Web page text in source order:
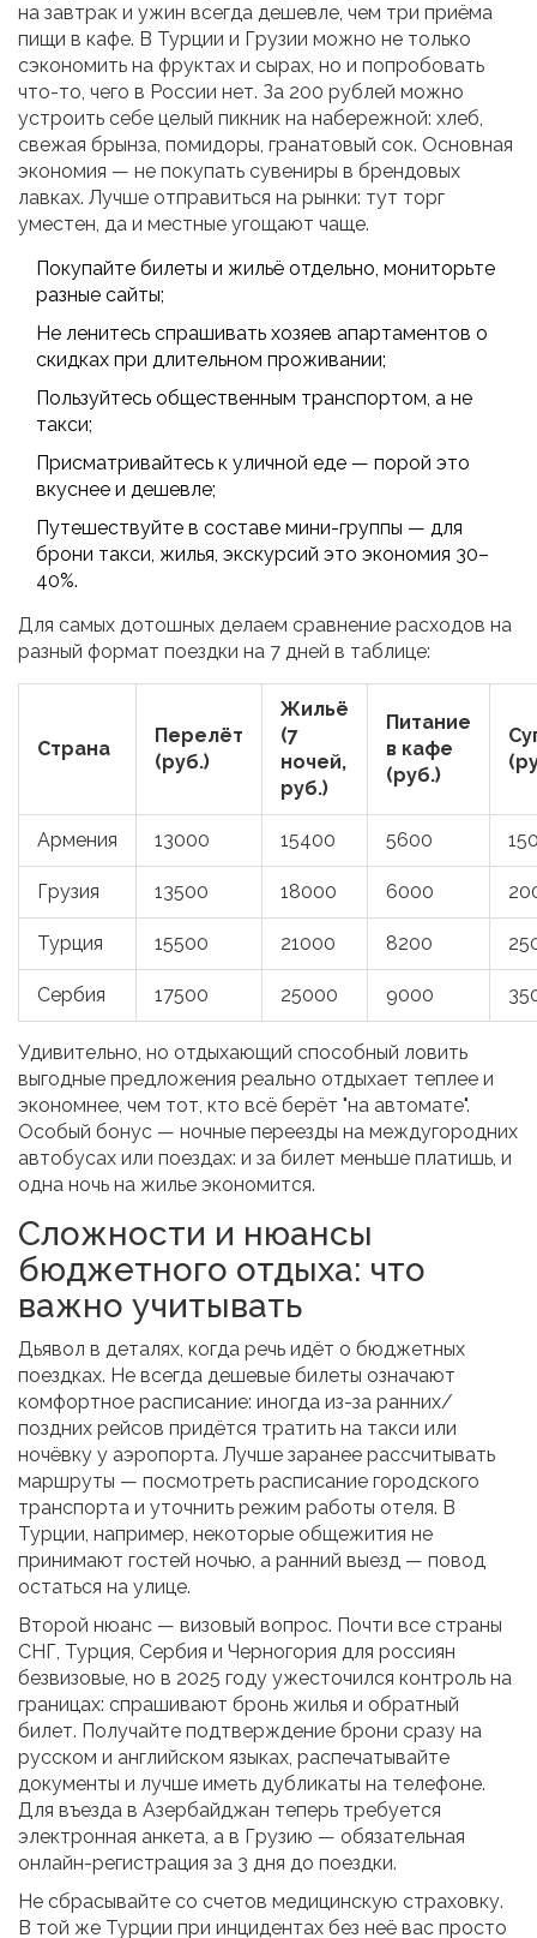
на завтрак и ужин всегда дешевле, чем три приёма
пищи в кафе. В Турции и Грузии можно не только
сэкономить на фруктах и сырах, но и попробовать
что-то, чего в России нет. За 200 рублей можно
устроить себе целый пикник на набережной: хлеб,
свежая брынза, помидоры, гранатовый сок. Основная
экономия — не покупать сувениры в брендовых
лавках. Лучше отправиться на рынки: тут торг
уместен, да и местные угощают чаще.
Покупайте билеты и жильё отдельно, мониторьте
разные сайты;
Не ленитесь спрашивать хозяев апартаментов о
скидках при длительном проживании;
Пользуйтесь общественным транспортом, а не
такси;
Присматривайтесь к уличной еде — порой это
вкуснее и дешевле;
Путешествуйте в составе мини-группы — для
брони такси, жилья, экскурсий это экономия 30–
40%.
Для самых дотошных делаем сравнение расходов на
разный формат поездки на 7 дней в таблице:
Страна
Перелёт
(руб.)
Жильё
(7
ночей,
руб.)
Питание
в кафе
(руб.)
Армения 13000 15400 5600
Грузия 13500 18000 6000
Турция 15500 21000 8200
Сербия 17500 25000 9000
Удивительно, но отдыхающий способный ловить
выгодные предложения реально отдыхает теплее и
экономнее, чем тот, кто всё берёт "на автомате".
Особый бонус — ночные переезды на междугородних
автобусах или поездах: и за билет меньше платишь, и
одна ночь на жилье экономится.
Сложности и нюансы
бюджетного отдыха: что
важно учитывать
Дьявол в деталях, когда речь идёт о бюджетных
поездках. Не всегда дешевые билеты означают
комфортное расписание: иногда из-за ранних/
поздних рейсов придётся тратить на такси или
ночёвку у аэропорта. Лучше заранее рассчитывать
маршруты — посмотреть расписание городского
транспорта и уточнить режим работы отеля. В
Турции, например, некоторые общежития не
принимают гостей ночью, а ранний выезд — повод
остаться на улице.
Второй нюанс — визовый вопрос. Почти все страны
СНГ, Турция, Сербия и Черногория для россиян
безвизовые, но в 2025 году ужесточился контроль на
границах: спрашивают бронь жилья и обратный
билет. Получайте подтверждение брони сразу на
русском и английском языках, распечатывайте
документы и лучше иметь дубликаты на телефоне.
Для въезда в Азербайджан теперь требуется
электронная анкета, а в Грузию — обязательная
онлайн-регистрация за 3 дня до поездки.
Не сбрасывайте со счетов медицинскую страховку.
В той же Турции при инцидентах без неё вас просто